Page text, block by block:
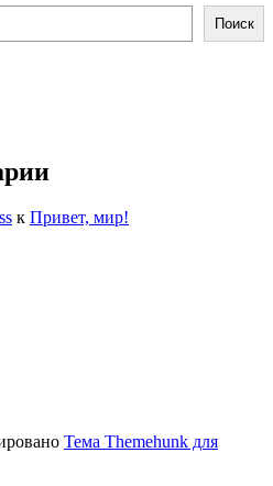
Поиск
к Привет, мир!
Тема Themehunk для